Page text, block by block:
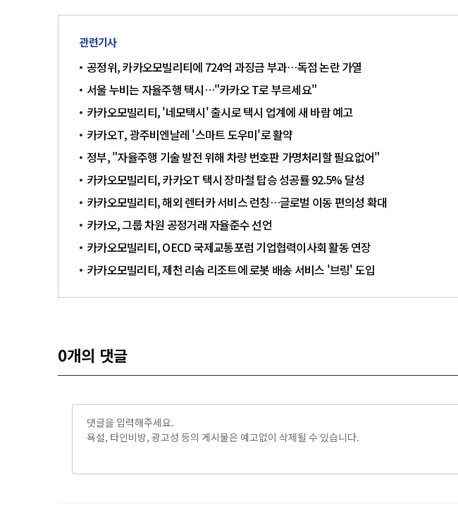
관련기사
공정위, 카카오모빌리티에 724억 과징금 부과…독점 논란 가열
서울 누비는 자율주행 택시…"카카오 T로 부르세요"
카카오모빌리티, '네모택시' 출시로 택시 업계에 새 바람 예고
카카오T, 광주비엔날레 '스마트 도우미'로 활약
정부, "자율주행 기술 발전 위해 차량 번호판 가명처리할 필요없어"
카카오모빌리티, 카카오T 택시 장마철 탑승 성공률 92.5% 달성
카카오모빌리티, 해외 렌터카 서비스 런칭…글로벌 이동 편의성 확대
카카오, 그룹 차원 공정거래 자율준수 선언
카카오모빌리티, OECD 국제교통포럼 기업협력이사회 활동 연장
카카오모빌리티, 제천 리솜 리조트에 로봇 배송 서비스 '브링' 도입
0개의 댓글